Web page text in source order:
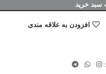
سبد خرید
افزودن به علاقه مندی